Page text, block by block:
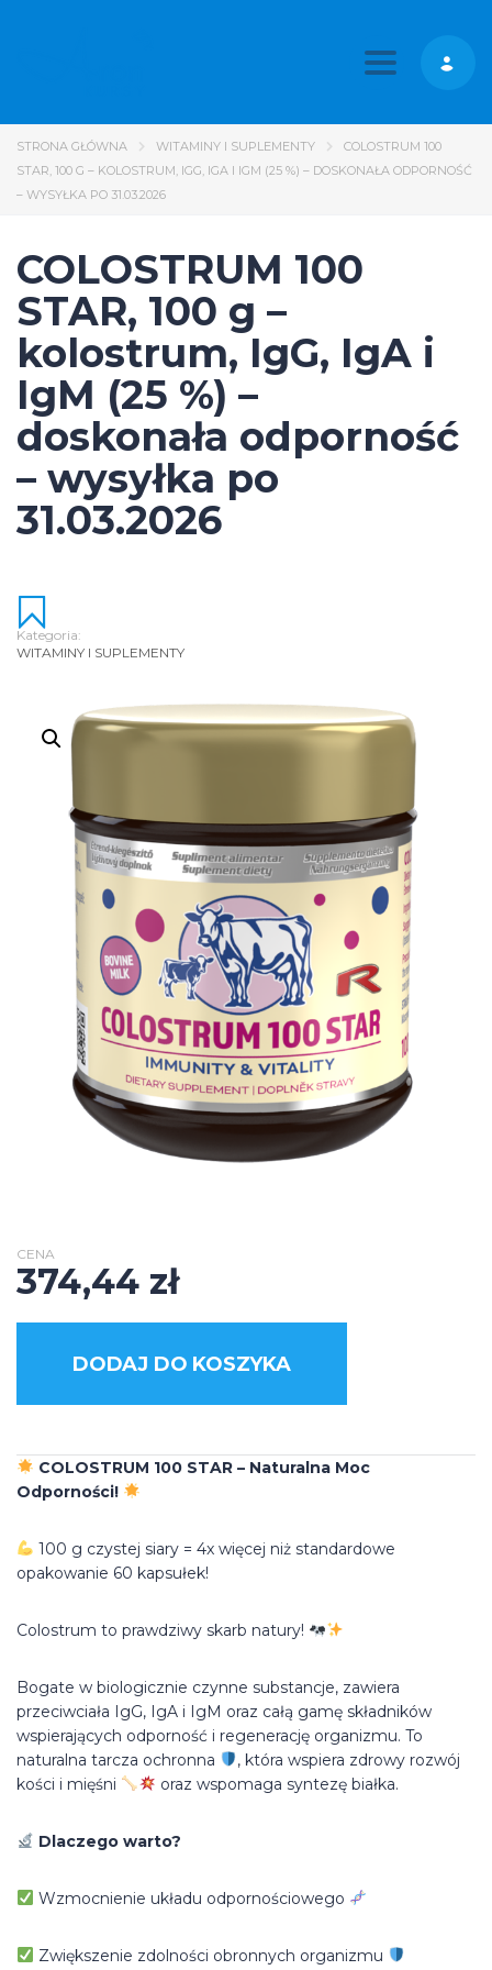
Toggle
STRONA GŁÓWNA WITAMINY I SUPLEMENTY
COLOSTRUM 100
STAR, 100 G – KOLOSTRUM, IGG, IGA I IGM (25 %) – DOSKONAŁA ODPORNOŚĆ
– WYSYŁKA PO 31.03.2026
COLOSTRUM 100
STAR, 100 g –
kolostrum, IgG, IgA i
IgM (25 %) –
doskonała odporność
– wysyłka po
31.03.2026
Kategoria:
WITAMINY I SUPLEMENTY
CENA
374,44 zł
DODAJ DO KOSZYKA
COLOSTRUM 100 STAR – Naturalna Moc
Odporności!
100 g czystej siary = 4x więcej niż standardowe
opakowanie 60 kapsułek!
Colostrum to prawdziwy skarb natury!
Bogate w biologicznie czynne substancje, zawiera
przeciwciała IgG, IgA i IgM oraz całą gamę składników
wspierających odporność i regenerację organizmu. To
naturalna tarcza ochronna
, która wspiera zdrowy rozwój
kości i mięśni
oraz wspomaga syntezę białka.
Dlaczego warto?
Wzmocnienie układu odpornościowego
Zwiększenie zdolności obronnych organizmu